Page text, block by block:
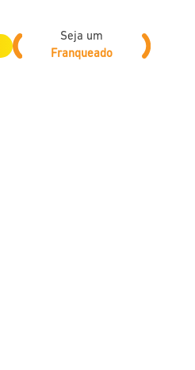
Seja um
Franqueado